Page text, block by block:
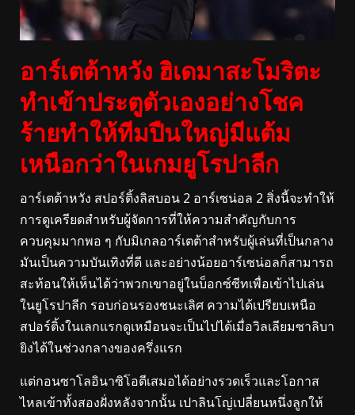
อาร์เตต้าหวัง ฮิเดมาสะโมริตะ
ทำเข้าประตูตัวเองอย่างโชค
ร้ายทำให้ทีมปืนใหญ่มีแต้ม
เหนือกว่าในเกมยูโรปาลีก
อาร์เตต้าหวัง สปอร์ติ้งลิสบอน 2 อาร์เซน่อล 2 สิ่งนี้จะทำให้
การดูเครียดสำหรับผู้จัดการที่ให้ความสำคัญกับการ
ควบคุมมากพอ ๆ กับมิเกลอาร์เตต้าสำหรับผู้เล่นที่เป็นกลาง
มันเป็นความบันเทิงที่ดี และอย่างน้อยอาร์เซน่อลก็สามารถ
สะท้อนให้เห็นได้ว่าพวกเขาอยู่ในบ็อกซ์ซีทเพื่อเข้าไปเล่น
ในยูโรปาลีก รอบก่อนรองชนะเลิศ ความได้เปรียบเหนือ
สปอร์ติ้งในเลกแรกดูเหมือนจะเป็นไปได้เมื่อวิลเลียมซาลิบา
ยิงได้ในช่วงกลางของครึ่งแรก
แต่กอนซาโลอินาซิโอตีเสมอได้อย่างรวดเร็วและโอกาส
ไหลเข้าทั้งสองฝั่งหลังจากนั้น เปาลินโญ่เปลี่ยนหนึ่งลูกให้